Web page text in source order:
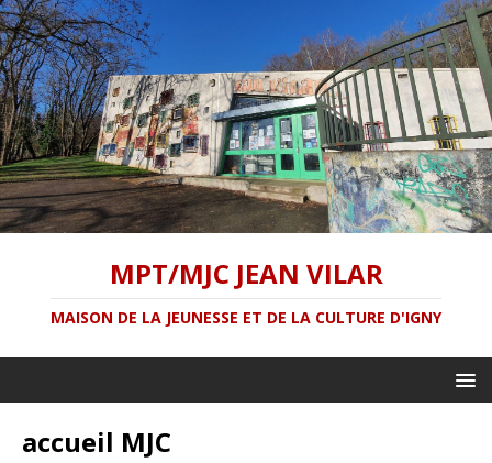
MPT/MJC JEAN VILAR
MAISON DE LA JEUNESSE ET DE LA CULTURE D'IGNY
accueil MJC